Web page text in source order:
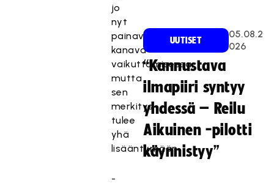
jo
nyt
painava
kanava
vaikuttamisessa,
mutta
sen
merkitys
tulee
yhä
lisääntymään.
-
UUTISET
05.08.2
026
“Kannustava
ilmapiiri syntyy
yhdessä – Reilu
Aikuinen -pilotti
käynnistyy”